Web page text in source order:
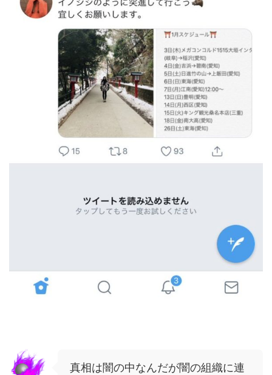
真相は闇の中なんだが闇の組織に連